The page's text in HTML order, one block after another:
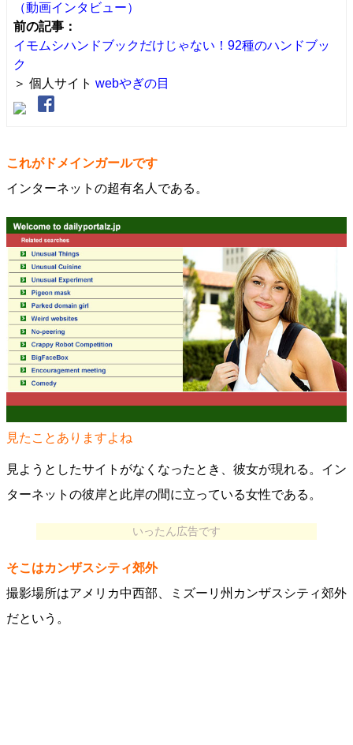
（動画インタビュー）
前の記事：
イモムシハンドブックだけじゃない！92種のハンドブッ
ク
＞ 個人サイト webやぎの目
これがドメインガールです
インターネットの超有名人である。
見たことありますよね
見ようとしたサイトがなくなったとき、彼女が現れる。イン
ターネットの彼岸と此岸の間に立っている女性である。
いったん広告です
そこはカンザスシティ郊外
撮影場所はアメリカ中西部、ミズーリ州カンザスシティ郊外
だという。